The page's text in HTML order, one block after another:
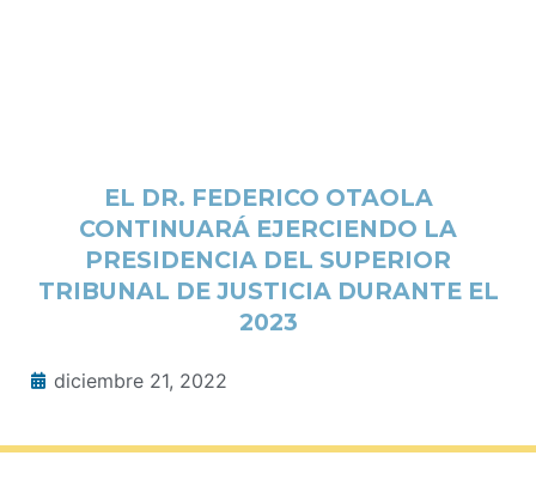
EL DR. FEDERICO OTAOLA
CONTINUARÁ EJERCIENDO LA
PRESIDENCIA DEL SUPERIOR
TRIBUNAL DE JUSTICIA DURANTE EL
2023
diciembre 21, 2022